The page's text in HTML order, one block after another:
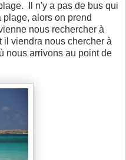
Il n'y a pas de bus qui
alors on prend
nous rechercher à
viendra nous chercher à
nous arrivons au point de